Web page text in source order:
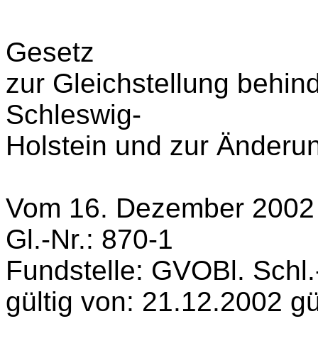
Gesetz
zur Gleichstellung
Schleswig-
Holstein und zur
Vom 16. Dezember 2002
Gl.-Nr.: 870-1
Fundstelle: GVOBl.
gültig von: 21.12.2002